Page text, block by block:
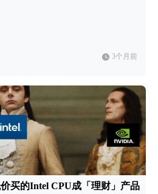
3个月前
买的Intel CPU成「理财」产品